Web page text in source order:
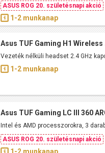
ASUS ROG 20. születésnapi akció
1-2 munkanap
Asus TUF Gaming H1 Wireless
Vezeték nélküli headset 2.4 GHz
1-2 munkanap
Asus TUF Gaming LC III 360
Intel és AMD processzorokra, 3
ASUS ROG 20. születésnapi akció